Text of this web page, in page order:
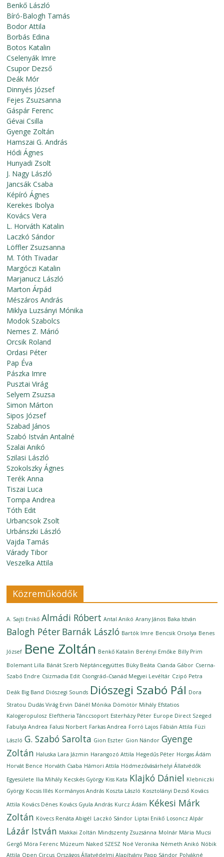
Benkő László
Bíró-Balogh Tamás
Bodor Attila
Borbás Edina
Botos Katalin
Cselenyák Imre
Csupor Dezső
Deák Mór
Dinnyés József
Fejes Zsuzsanna
Gáspár Ferenc
Gévai Csilla
Gyenge Zoltán
Hamszai G. András
Hódi Ágnes
Hunyadi Zsolt
J. Nagy László
Jancsák Csaba
Képíró Ágnes
Kerekes Ibolya
Kovács Vera
L. Horváth Katalin
Laczkó Sándor
Löffler Zsuzsanna
M. Tóth Tivadar
Margóczi Katalin
Marjanucz László
Marton Árpád
Mészáros András
Miklya Luzsányi Mónika
Modok Szabolcs
Nemes Z. Márió
Orcsik Roland
Ordasi Péter
Pap Éva
Pászka Imre
Pusztai Virág
Selyem Zsuzsa
Simon Márton
Sipos József
Szabad János
Szabó István Antalné
Szalai Anikó
Szilasi László
Szokolszky Ágnes
Terék Anna
Tiszai Luca
Tompa Andrea
Tóth Edit
Urbancsok Zsolt
Urbánszki László
Vajda Tamás
Várady Tibor
Veszelka Attila
Közreműködők
A. Sajti Enikő Almádi Róbert Antal Anikó Arany János Baka István
Balogh Péter Barnák László Bartók Imre Bencsik Orsolya Benes
József Bene Zoltán Benkő Katalin Berényi Emőke Billy Prim
Bolemant Lilla Bánát Szerb Néptáncegyüttes Büky Beáta Csanda Gábor Cserna-
Szabó Endre Csizmadia Edit Csongrád–Csanád Megyei Levéltár Czipó Petra
Deák Big Band Diószegi Sounds Diószegi Szabó Pál Dora
Stratou Dudás Virág Ervin Dánél Mónika Dömötör Mihály Efstatios
Kalogeropulosz Eleftheria Tánccsoport Esterházy Péter Europe Direct Szeged
Fabulya Andrea Falusi Norbert Farkas Andrea Forró Lajos Fábián Attila Füzi
László G. Szabó Sarolta Gion Eszter Gion Nándor Gyenge
Zoltán Haluska Lara Jázmin Harangozó Attila Hegedűs Péter Horgas Ádám
Horvát Bence Horváth Csaba Hámori Attila Hódmezővásárhelyi Állatvédők
Egyesülete Ilia Mihály Kecskés György Kiss Kata Klajkó Dániel Klebniczki
György Kocsis Illés Kormányos András Koszta László Kosztolányi Dezső Kovács
Attila Kovács Dénes Kovács Gyula András Kurcz Ádám Kékesi Márk
Zoltán Kövecs Renáta Abigél Laczkó Sándor Liptai Enikő Losoncz Alpár
Lázár István Makkai Zoltán Mindszenty Zsuzsánna Molnár Mária Mucsi
Gergő Móra Ferenc Múzeum Naked SZESZ Noé Veronika Németh Anikó Nóbik
Attila Open Circus Országos Állatvédelmi Alapítvány Papp Sándor Polyákné